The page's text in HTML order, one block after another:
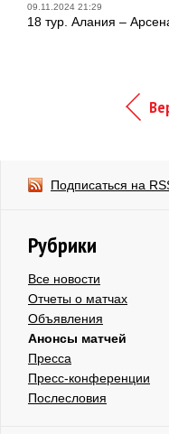
09.11.2024 21:29
18 тур. Алания –
Подписаться на
Рубрики
Все новости
Отчеты о матчах
Объявления
Анонсы матчей
Пресса
Пресс-конференции
Послесловия